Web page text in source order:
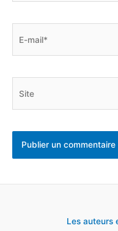
Les auteurs